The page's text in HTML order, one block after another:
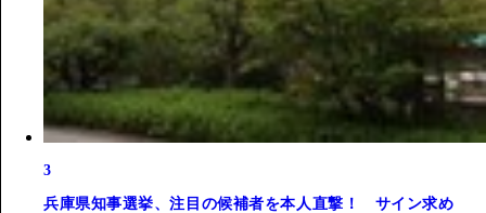
3
兵庫県知事選挙、注目の候補者を本人直撃！ サイン求め